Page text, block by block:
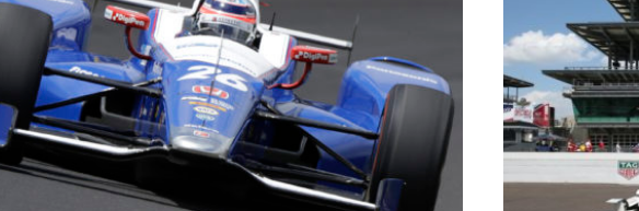
varie 4 ruote